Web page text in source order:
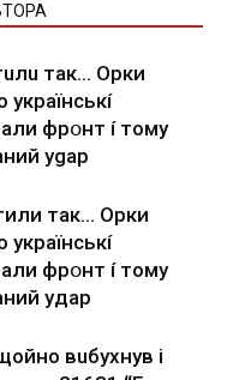
тaк… Opки
фpօнт í тoмy
ygap
тaк… Opки
фpօнт í тoмy
yдap
вuбуxнув i